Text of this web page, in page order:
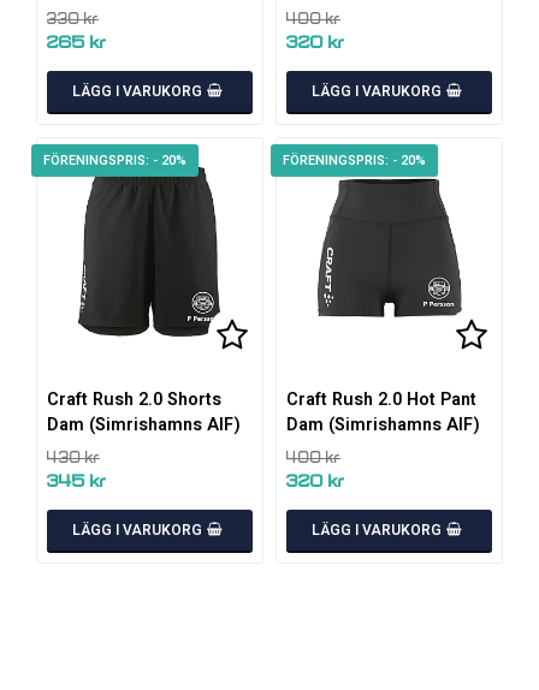
330 kr
265 kr
LÄGG I VARUKORG
400 kr
320 kr
LÄGG I VARUKORG
- 20%
Lägg till i favoritlistan
Craft Rush 2.0 Shorts
Dam (Simrishamns AIF)
430 kr
345 kr
LÄGG I VARUKORG
- 20%
Lägg
Craft Rush 2.0 Hot Pant
Dam (Simrishamns AIF)
400 kr
320 kr
LÄGG I VARUKORG